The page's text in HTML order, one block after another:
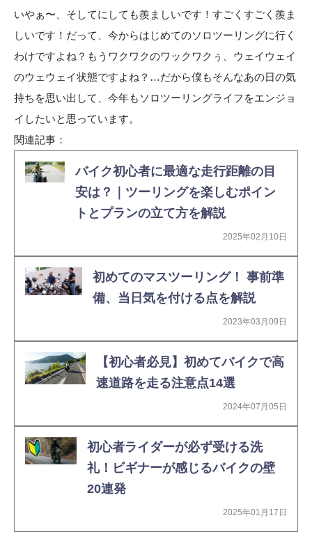
いやぁ〜、そしてにしても羨ましいです！すごくすごく羨ま
しいです！だって、今からはじめてのソロツーリングに行く
わけですよね？もうワクワクのワックワクぅ、ウェイウェイ
のウェウェイ状態ですよね？…だから僕もそんなあの日の気
持ちを思い出して、今年もソロツーリングライフをエンジョ
イしたいと思っています。
関連記事：
バイク初心者に最適な走行距離の目
安は？｜ツーリングを楽しむポイン
トとプランの立て方を解説
2025年02月10日
初めてのマスツーリング！ 事前準
備、当日気を付ける点を解説
2023年03月09日
【初心者必見】初めてバイクで高
速道路を走る注意点14選
2024年07月05日
初心者ライダーが必ず受ける洗
礼！ビギナーが感じるバイクの壁
20連発
2025年01月17日